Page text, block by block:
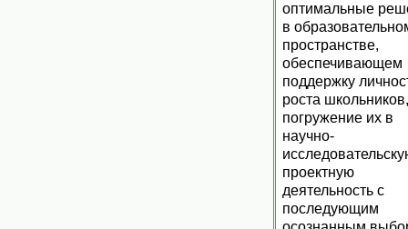
оптимальные
в
пространстве,
обеспечивающем
поддержку
роста школьников,
погружение их в
научно-
проектную
деятельность с
последующим